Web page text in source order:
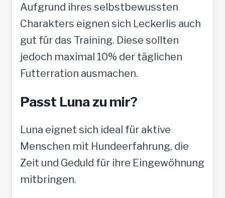
Aufgrund ihres selbstbewussten
Charakters eignen sich Leckerlis auch
gut für das Training. Diese sollten
jedoch maximal 10% der täglichen
Futterration ausmachen.
Passt Luna zu mir?
Luna eignet sich ideal für aktive
Menschen mit Hundeerfahrung, die
Zeit und Geduld für ihre Eingewöhnung
mitbringen.